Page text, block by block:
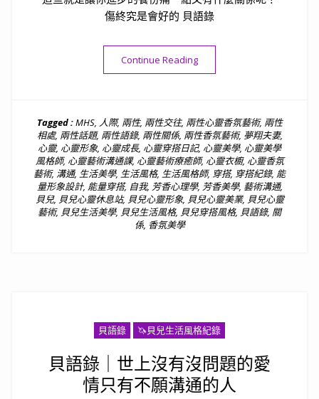
傷終究是會好的 貝語錄
Continue Reading“貝語錄｜人越受傷越強大，
Tagged :MHS, 人際, 兩性, 兩性交往, 兩性心靈香氛藝術, 兩性
相處, 兩性話題, 兩性語錄, 兩性關係, 兩性香氛藝術, 夢翔夫妻,
心靈, 心靈形象, 心靈成長, 心靈穿搭日記, 心靈美學, 心靈美學
風格師, 心靈藝術溝通課, 心靈藝術療癒師, 心靈衣櫥, 心靈香氛
藝術, 溝通, 生活美學, 生活風格, 生活風格師, 穿搭, 穿搭紀錄, 能
量形象設計, 能量穿搭, 自我, 芳香心理學, 芳香美學, 藝術溝通,
貝兒, 貝兒心靈休息站, 貝兒心靈形象, 貝兒心靈美業, 貝兒心靈
藝術, 貝兒生活美學, 貝兒生活風格, 貝兒穿搭風格, 貝語錄, 關
係, 香氛美學
貝語錄 🦄️貝兒生活風格紀錄
貝語錄｜世上沒有沒問題的愛
情只有不願溝通的人